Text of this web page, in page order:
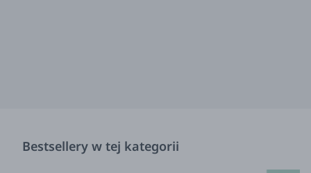
Bestsellery w tej kategorii